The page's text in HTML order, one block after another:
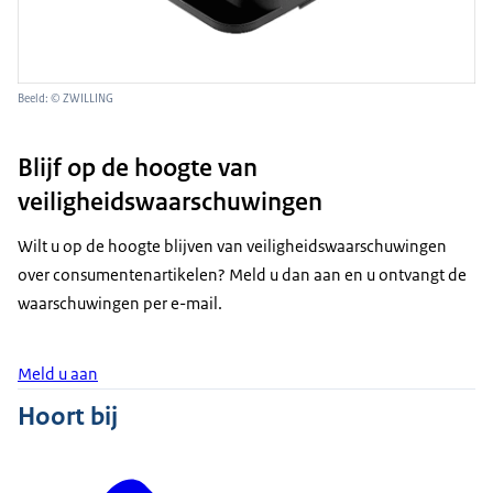
Beeld: © ZWILLING
Blijf op de hoogte van
veiligheidswaarschuwingen
Wilt u op de hoogte blijven van veiligheidswaarschuwingen
over consumentenartikelen? Meld u dan aan en u ontvangt de
waarschuwingen per e-mail.
Meld u aan
Hoort bij